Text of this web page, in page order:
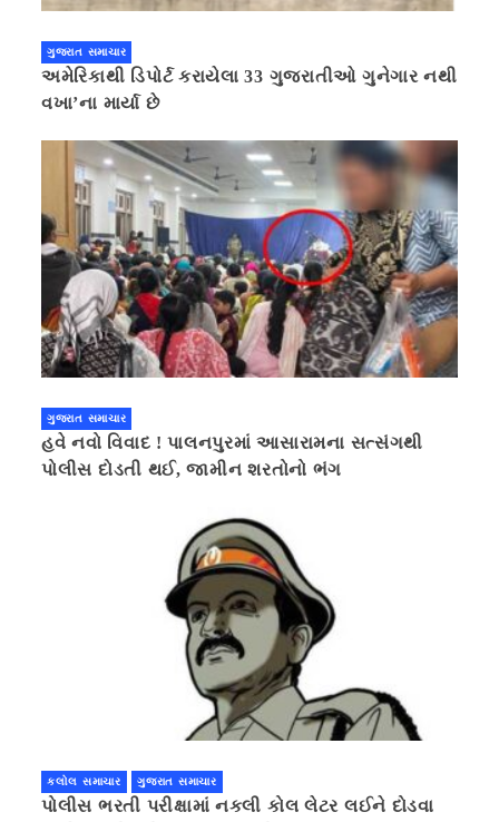
ગુજરાત સમાચાર
અમેરિકાથી ડિપોર્ટ કરાયેલા 33 ગુજરાતીઓ ગુનેગાર નથી
વખા’ના માર્યા છે
ગુજરાત સમાચાર
હવે નવો વિવાદ ! પાલનપુરમાં આસારામના સત્સંગથી
પોલીસ દોડતી થઈ, જામીન શરતોનો ભંગ
કલોલ સમાચાર ગુજરાત સમાચાર
પોલીસ ભરતી પરીક્ષામાં નકલી કોલ લેટર લઈને દોડવા